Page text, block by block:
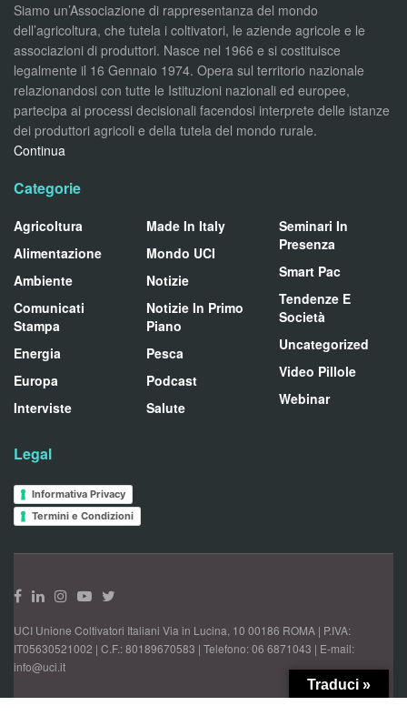
Siamo un’Associazione di rappresentanza del mondo
dell’agricoltura, che tutela i coltivatori, le aziende agricole e le
associazioni di produttori. Nasce nel 1966 e si costituisce
legalmente il 16 Gennaio 1974. Opera sul territorio nazionale
relazionandosi con tutte le Istituzioni nazionali ed europee,
partecipa ai processi decisionali facendosi interprete delle istanze
dei produttori agricoli e della tutela del mondo rurale.
Continua
Categorie
Agricoltura
Alimentazione
Ambiente
Comunicati
Stampa
Energia
Europa
Interviste
Made In Italy
Mondo UCI
Notizie
Notizie In Primo
Piano
Pesca
Podcast
Salute
Seminari In
Presenza
Smart Pac
Tendenze E
Società
Uncategorized
Video Pillole
Webinar
Legal
Informativa Privacy
Termini e Condizioni
UCI Unione Coltivatori Italiani Via in Lucina, 10 00186 ROMA | P.IVA:
IT05630521002 | C.F.: 80189670583 | Telefono: 06 6871043 | E-mail:
info@uci.it
Traduci »